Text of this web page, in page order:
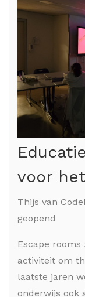
voor
Thijs van
geopend
Escape
activiteit om
laatste jaren
onderwijs ook